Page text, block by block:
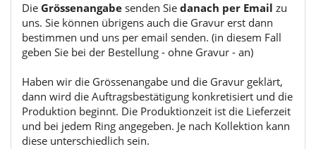
Die Grössenangabe senden Sie danach per Email zu
uns. Sie können übrigens auch die Gravur erst dann
bestimmen und uns per email senden. (in diesem Fall
geben Sie bei der Bestellung - ohne Gravur - an)
Haben wir die Grössenangabe und die Gravur geklärt,
dann wird die Auftragsbestätigung konkretisiert und die
Produktion beginnt. Die Produktionzeit ist die Lieferzeit
und bei jedem Ring angegeben. Je nach Kollektion kann
diese unterschiedlich sein.